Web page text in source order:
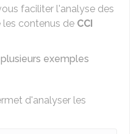
faciliter l'analyse des
les contenus de CCI
exemples
d'analyser les